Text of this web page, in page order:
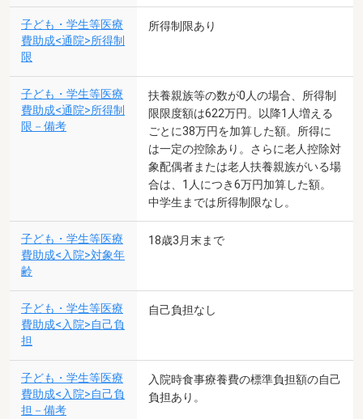
子ども・学生等医療
費助成<通院>所得制
限
所得制限あり
子ども・学生等医療
費助成<通院>所得制
限－備考
扶養親族等の数が0人の場合、所得制
限限度額は622万円。以降1人増える
ごとに38万円を加算した額。所得に
は一定の控除あり。さらに老人控除対
象配偶者または老人扶養親族がいる場
合は、1人につき6万円加算した額。
中学生までは所得制限なし。
子ども・学生等医療
費助成<入院>対象年
齢
18歳3月末まで
子ども・学生等医療
費助成<入院>自己負
担
自己負担なし
子ども・学生等医療
費助成<入院>自己負
担－備考
入院時食事療養費の標準負担額の自己
負担あり。